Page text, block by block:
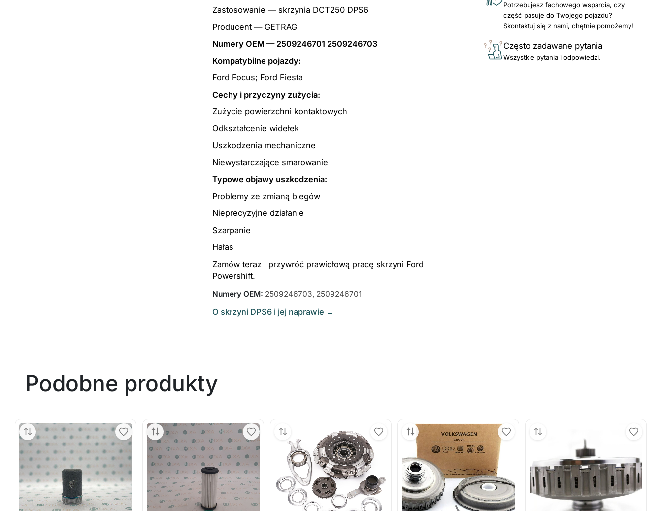
Zastosowanie — skrzynia DCT250 DPS6
Producent — GETRAG
Numery OEM — 2509246701 2509246703
Kompatybilne pojazdy:
Ford Focus; Ford Fiesta
Cechy i przyczyny zużycia:
Zużycie powierzchni kontaktowych
Odkształcenie widełek
Uszkodzenia mechaniczne
Niewystarczające smarowanie
Typowe objawy uszkodzenia:
Problemy ze zmianą biegów
Nieprecyzyjne działanie
Szarpanie
Hałas
Zamów teraz і przywróć prawidłową pracę skrzyni Ford
Powershift.
Numery OEM: 2509246703, 2509246701
O skrzyni DPS6 i jej naprawie →
Potrzebujesz fachowego wsparcia, czy
część pasuje do Twojego pojazdu?
Skontaktuj się z nami, chętnie pomożemy!
Często zadawane pytania
Wszystkie pytania i odpowiedzi.
Podobne produkty